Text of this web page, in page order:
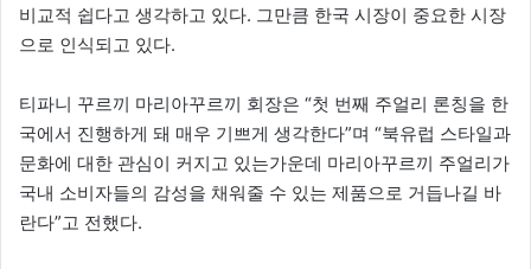
비교적 쉽다고 생각하고 있다. 그만큼 한국 시장이 중요한 시장
으로 인식되고 있다.
티파니 꾸르끼 마리아꾸르끼 회장은 “첫 번째 주얼리 론칭을 한
국에서 진행하게 돼 매우 기쁘게 생각한다”며 “북유럽 스타일과
문화에 대한 관심이 커지고 있는가운데 마리아꾸르끼 주얼리가
국내 소비자들의 감성을 채워줄 수 있는 제품으로 거듭나길 바
란다”고 전했다.